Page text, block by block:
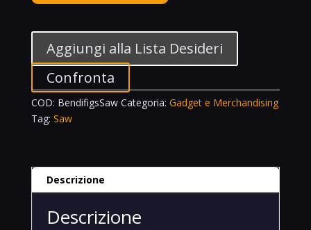
Collection
Puppet
Bendable
Figure
Saw
quantità
Aggiungi alla Lista Desideri
Confronta
COD: BendifigsSaw Categoria: Gadget e Merchandising
Tag: Saw
Descrizione
Descrizione